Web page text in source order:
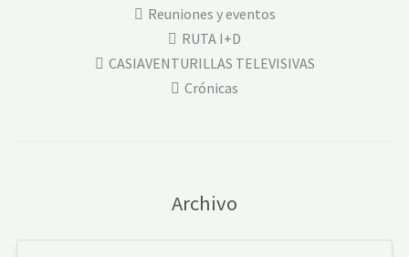
Reuniones y eventos
RUTA I+D
CASIAVENTURILLAS TELEVISIVAS
Crónicas
Archivo